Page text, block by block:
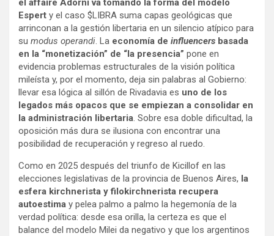
Espert y el caso $LIBRA suma capas geológicas que
arrinconan a la gestión libertaria en un silencio atípico para
su modus operandi . La economía de influencers basada
en la “monetización” de “la presencia” pone en
evidencia problemas estructurales de la visión política
mileísta y, por el momento, deja sin palabras al Gobierno:
llevar esa lógica al sillón de Rivadavia es uno de los
legados más opacos que se empiezan a consolidar en
la administración libertaria . Sobre esa doble dificultad, la
oposición más dura se ilusiona con encontrar una
posibilidad de recuperación y regreso al ruedo.
Como en 2025 después del triunfo de Kicillof en las
elecciones legislativas de la provincia de Buenos Aires, la
esfera kirchnerista y filokirchnerista recupera
autoestima y pelea palmo a palmo la hegemonía de la
verdad política: desde esa orilla, la certeza es que el
balance del modelo Milei da negativo y que los argentinos